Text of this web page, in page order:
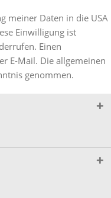
meiner Daten in die USA
Einwilligung ist
Einen
E-Mail. Die allgemeinen
genommen.